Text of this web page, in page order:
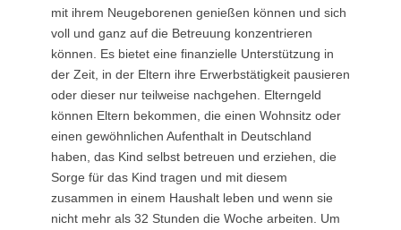
mit ihrem Neugeborenen genießen können und sich
voll und ganz auf die Betreuung konzentrieren
können. Es bietet eine finanzielle Unterstützung in
der Zeit, in der Eltern ihre Erwerbstätigkeit pausieren
oder dieser nur teilweise nachgehen. Elterngeld
können Eltern bekommen, die einen Wohnsitz oder
einen gewöhnlichen Aufenthalt in Deutschland
haben, das Kind selbst betreuen und erziehen, die
Sorge für das Kind tragen und mit diesem
zusammen in einem Haushalt leben und wenn sie
nicht mehr als 32 Stunden die Woche arbeiten. Um